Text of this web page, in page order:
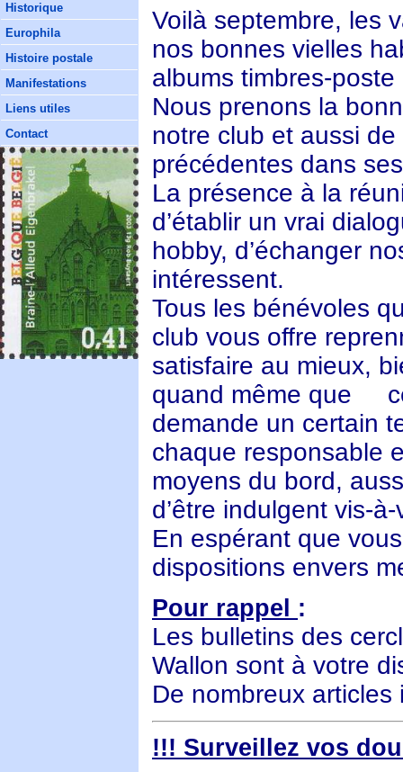
Historique
Europhila
Histoire postale
Manifestations
Liens utiles
Contact
Voilà septembre, les
nos bonnes vielles
albums timbres-
Nous prenons la
notre club et aussi
précédentes dans
La présence à la
d’établir un vrai
hobby, d’échanger
intéressent.
Tous les bénévoles
club vous offre
satisfaire au mieux,
quand même que
demande un certain
chaque responsable
moyens du bord,
d’être indulgent vis-
En espérant que
dispositions envers
Pour rappel :
Les bulletins des
Wallon sont à votre
De nombreux
!!! Surveillez vos